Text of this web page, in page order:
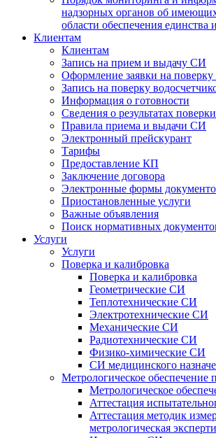
надзорных органов об
области обеспечения единства
Клиентам
Клиентам
Запись на прием и выдачу СИ
Оформление заявки на
Запись на поверку
Информация о готовности
Сведения о результатах
Правила приема и выдачи СИ
Электронный прейскурант
Тарифы
Предоставление КП
Заключение договора
Электронные формы
Приостановленные услуги
Важные объявления
Поиск нормативных
Услуги
Услуги
Поверка и калибровка
Поверка и калибровка
Геометрические СИ
Теплотехнические СИ
Электротехнические СИ
Механические СИ
Радиотехнические СИ
Физико-химические СИ
СИ медицинского
Метрологическое обеспечение
Метрологическое
Аттестация
Аттестация методик
метрологическая